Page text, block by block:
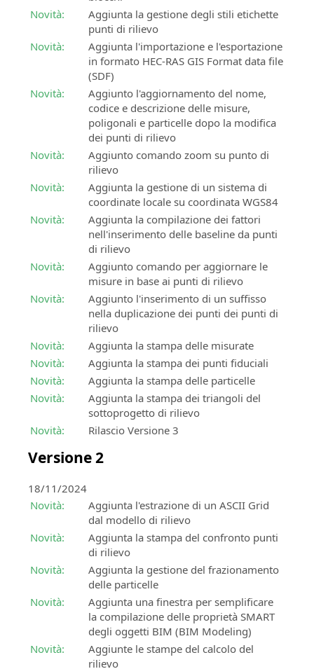
SierraSoft
Software
l'analisi
territorio
Survey
calcolo
compensazione
topografiche
competenze
SierraSoft
universitaria
prodotti
Novità:
Aggiunta la gestione degli stili etichette
punti di rilievo
Novità:
Aggiunta l'importazione e l'esportazione
in formato HEC-RAS GIS Format data file
(SDF)
Novità:
Aggiunto l'aggiornamento del nome,
codice e descrizione delle misure,
poligonali e particelle dopo la modifica
dei punti di rilievo
Novità:
Aggiunto comando zoom su punto di
rilievo
Novità:
Aggiunta la gestione di un sistema di
coordinate locale su coordinata WGS84
Novità:
Aggiunta la compilazione dei fattori
nell'inserimento delle baseline da punti
di rilievo
Novità:
Aggiunto comando per aggiornare le
misure in base ai punti di rilievo
Novità:
Aggiunto l'inserimento di un suffisso
nella duplicazione dei punti dei punti di
rilievo
Novità:
Aggiunta la stampa delle misurate
Novità:
Aggiunta la stampa dei punti fiduciali
Novità:
Aggiunta la stampa delle particelle
Novità:
Aggiunta la stampa dei triangoli del
sottoprogetto di rilievo
Novità:
Rilascio Versione 3
Versione 2
18/11/2024
Novità:
Aggiunta l'estrazione di un ASCII Grid
dal modello di rilievo
Novità:
Aggiunta la stampa del confronto punti
di rilievo
Novità:
Aggiunta la gestione del frazionamento
delle particelle
Novità:
Aggiunta una finestra per semplificare
la compilazione delle proprietà SMART
degli oggetti BIM (BIM Modeling)
Novità:
Aggiunte le stampe del calcolo del
rilievo